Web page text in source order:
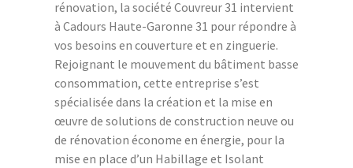
rénovation, la société Couvreur 31 intervient
à Cadours Haute-Garonne 31 pour répondre à
vos besoins en couverture et en zinguerie.
Rejoignant le mouvement du bâtiment basse
consommation, cette entreprise s’est
spécialisée dans la création et la mise en
œuvre de solutions de construction neuve ou
de rénovation économe en énergie, pour la
mise en place d’un Habillage et Isolant